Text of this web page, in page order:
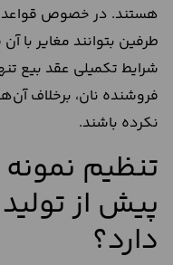
هستند. در خصوص قواعد
طرفین بتوانند مغایر با
شرایط تکمیلی عقد بیع
فروشنده نان، برخلاف
نکرده باشند.
تنظیم
پیش از
دارد؟